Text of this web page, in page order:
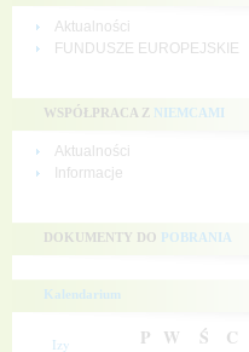
Aktualności
FUNDUSZE EUROPEJSKIE
WSPÓŁPRACA Z NIEMCAMI
Aktualności
Informacje
DOKUMENTY DO POBRANIA
Kalendarium
Izy
P W Ś C